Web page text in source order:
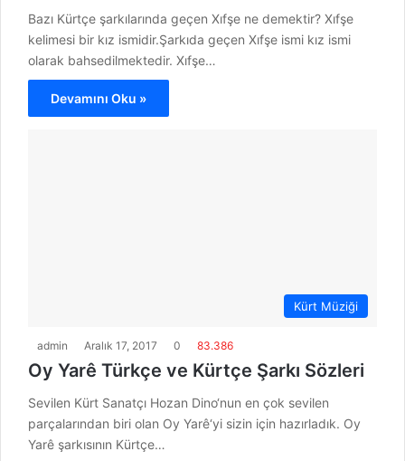
Bazı Kürtçe şarkılarında geçen Xıfşe ne demektir? Xıfşe
kelimesi bir kız ismidir.Şarkıda geçen Xıfşe ismi kız ismi
olarak bahsedilmektedir. Xıfşe…
Devamını Oku »
Kürt Müziği
admin Aralık 17, 2017 0 83.386
Oy Yarê Türkçe ve Kürtçe Şarkı Sözleri
Sevilen Kürt Sanatçı Hozan Dino‘nun en çok sevilen
parçalarından biri olan Oy Yarê‘yi sizin için hazırladık. Oy
Yarê şarkısının Kürtçe…